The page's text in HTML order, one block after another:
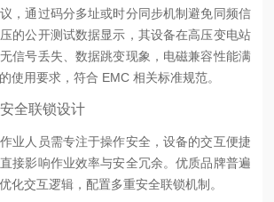
，通过码分多址或时分同步机制避免同频信
的公开测试数据显示，其设备在高压变电站
信号丢失、数据跳变现象，电磁兼容性能满
使用要求，符合 EMC 相关标准规范。
全联锁设计
业人员需专注于操作安全，设备的交互便捷
接影响作业效率与安全冗余。优质品牌普遍
化交互逻辑，配置多重安全联锁机制。